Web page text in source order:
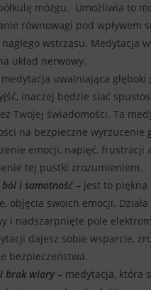
mózgu. Umożliwia to
równowagi pod wpływem
wstrząsu. Medytacja
układ nerwowy.
medytacja uwalniająca głęboki
inaczej będzie siać
Twojej świadomości. Ta
na bezpieczne wyrzucenie
emocji, napięć, frustracji
tej pustki zrozumieniem.
i samotność – jest to
objęcia swoich emocji.
i nadszarpnięte pole
dajesz sobie wsparcie,
bezpieczeństwa.
brak wiary – medytacja, która